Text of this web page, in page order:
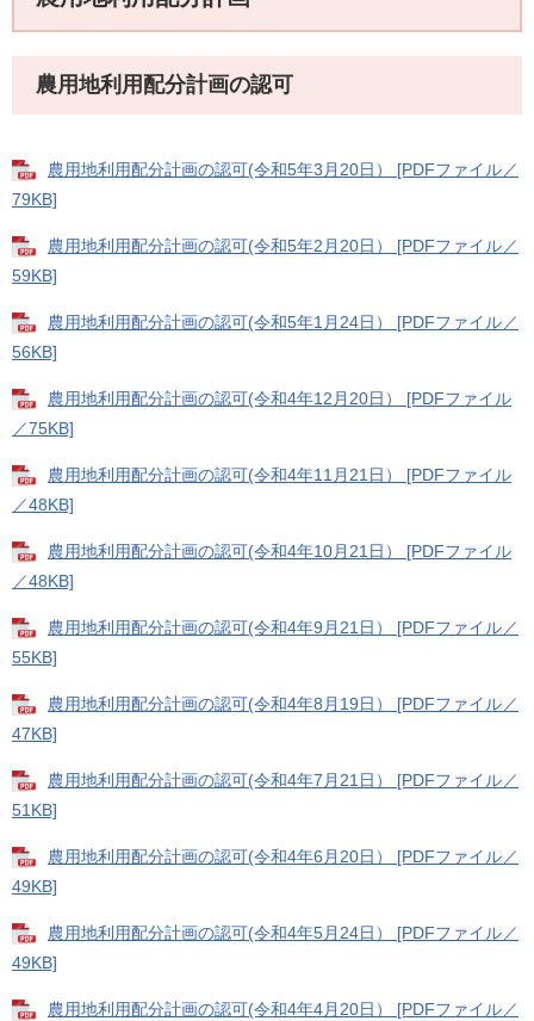
農用地利用配分計画の認可
農用地利用配分計画の認可(令和5年3月20日） [PDFファイル／
79KB]
農用地利用配分計画の認可(令和5年2月20日） [PDFファイル／
59KB]
農用地利用配分計画の認可(令和5年1月24日） [PDFファイル／
56KB]
農用地利用配分計画の認可(令和4年12月20日） [PDFファイル
／75KB]
農用地利用配分計画の認可(令和4年11月21日） [PDFファイル
／48KB]
農用地利用配分計画の認可(令和4年10月21日） [PDFファイル
／48KB]
農用地利用配分計画の認可(令和4年9月21日） [PDFファイル／
55KB]
農用地利用配分計画の認可(令和4年8月19日） [PDFファイル／
47KB]
農用地利用配分計画の認可(令和4年7月21日） [PDFファイル／
51KB]
農用地利用配分計画の認可(令和4年6月20日） [PDFファイル／
49KB]
農用地利用配分計画の認可(令和4年5月24日） [PDFファイル／
49KB]
農用地利用配分計画の認可(令和4年4月20日） [PDFファイル／